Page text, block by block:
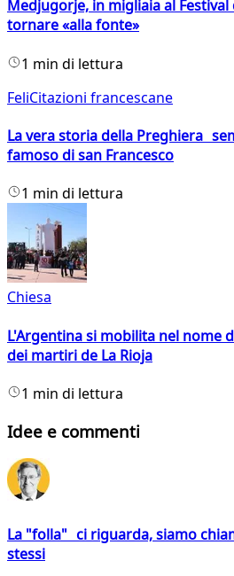
Medjugorje, in migliaia al
tornare «alla fonte»
1 min di lettura
FeliCitazioni francescane
La vera storia della Preghiera
famoso di san Francesco
1 min di lettura
Chiesa
L'Argentina si mobilita nel nome
dei martiri de La Rioja
1 min di lettura
Idee e commenti
La "folla" ci riguarda, siamo
stessi